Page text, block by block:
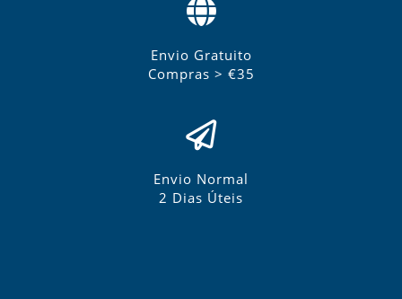
Envio Gratuito
Compras > €35
Envio Normal
2 Dias Úteis